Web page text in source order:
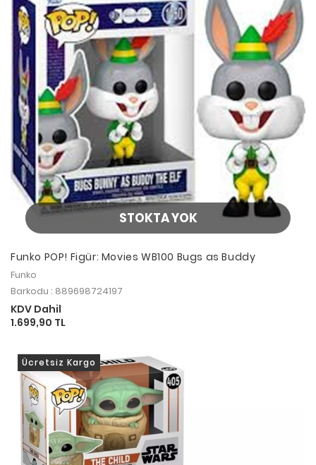
STOKTA YOK
Funko POP! Figür: Movies WB100 Bugs as Buddy
Funko
Barkodu : 889698724197
KDV Dahil
1.699,90 TL
Ücretsiz Kargo